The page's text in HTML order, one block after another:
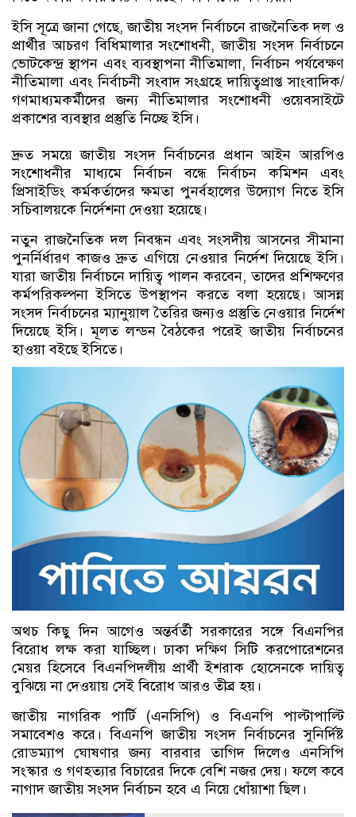
ইসি সূত্রে জানা গেছে, জাতীয় সংসদ নির্বাচনে রাজনৈতিক দল ও
প্রার্থীর আচরণ বিধিমালার সংশোধনী, জাতীয় সংসদ নির্বাচনে
ভোটকেন্দ্র স্থাপন এবং ব্যবস্থাপনা নীতিমালা, নির্বাচন পর্যবেক্ষণ
নীতিমালা এবং নির্বাচনী সংবাদ সংগ্রহে দায়িত্বপ্রাপ্ত সাংবাদিক/
গণমাধ্যমকর্মীদের জন্য নীতিমালার সংশোধনী ওয়েবসাইটে
প্রকাশের ব্যবস্থার প্রস্তুতি নিচ্ছে ইসি।
দ্রুত সময়ে জাতীয় সংসদ নির্বাচনের প্রধান আইন আরপিও
সংশোধনীর মাধ্যমে নির্বাচন বন্ধে নির্বাচন কমিশন এবং
প্রিসাইডিং কর্মকর্তাদের ক্ষমতা পুনর্বহালের উদ্যোগ নিতে ইসি
সচিবালয়কে নির্দেশনা দেওয়া হয়েছে।
নতুন রাজনৈতিক দল নিবন্ধন এবং সংসদীয় আসনের সীমানা
পুনর্নির্ধারণ কাজও দ্রুত এগিয়ে নেওয়ার নির্দেশ দিয়েছে ইসি।
যারা জাতীয় নির্বাচনে দায়িত্ব পালন করবেন, তাদের প্রশিক্ষণের
কর্মপরিকল্পনা ইসিতে উপস্থাপন করতে বলা হয়েছে। আসন্ন
সংসদ নির্বাচনের ম্যানুয়াল তৈরির জন্যও প্রস্তুতি নেওয়ার নির্দেশ
দিয়েছে ইসি। মূলত লন্ডন বৈঠকের পরেই জাতীয় নির্বাচনের
হাওয়া বইছে ইসিতে।
অথচ কিছু দিন আগেও অন্তর্বর্তী সরকারের সঙ্গে বিএনপির
বিরোধ লক্ষ করা যাচ্ছিল। ঢাকা দক্ষিণ সিটি করপোরেশনের
মেয়র হিসেবে বিএনপিদলীয় প্রার্থী ইশরাক হোসেনকে দায়িত্ব
বুঝিয়ে না দেওয়ায় সেই বিরোধ আরও তীব্র হয়।
জাতীয় নাগরিক পার্টি (এনসিপি) ও বিএনপি পাল্টাপাল্টি
সমাবেশও করে। বিএনপি জাতীয় সংসদ নির্বাচনের সুনির্দিষ্ট
রোডম্যাপ ঘোষণার জন্য বারবার তাগিদ দিলেও এনসিপি
সংস্কার ও গণহত্যার বিচারের দিকে বেশি নজর দেয়। ফলে কবে
নাগাদ জাতীয় সংসদ নির্বাচন হবে এ নিয়ে ধোঁয়াশা ছিল।